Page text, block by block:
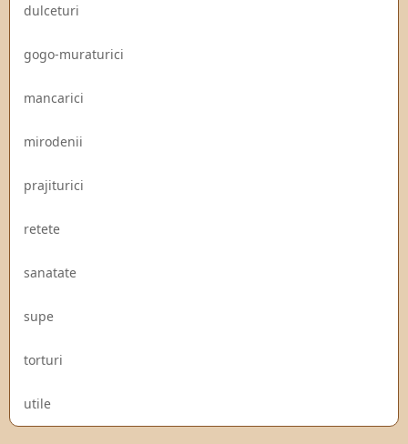
dulceturi
gogo-muraturici
mancarici
mirodenii
prajiturici
retete
sanatate
supe
torturi
utile